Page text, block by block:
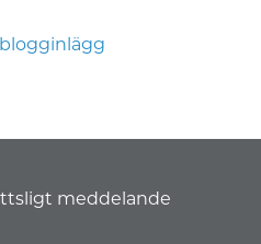
blogginlägg
meddelande